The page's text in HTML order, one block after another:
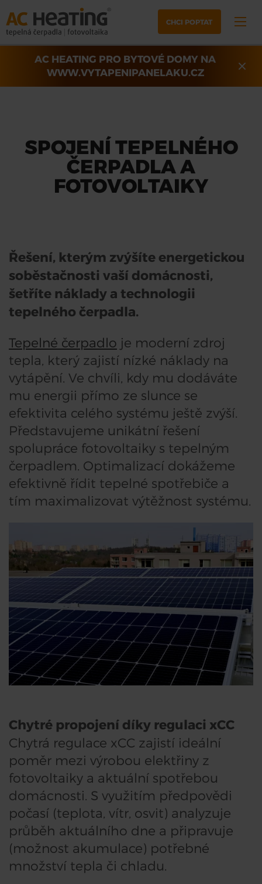
AC HEATING PRO BYTOVÉ DOMY NA
WWW.VYTAPENIPANELAKU.CZ
CHCI POPTAT
SPOJENÍ TEPELNÉHO
ČERPADLA A
FOTOVOLTAIKY
Řešení, kterým zvýšíte energetickou
soběstačnosti vaší domácnosti,
šetříte náklady a technologii
tepelného čerpadla.
Tepelné čerpadlo je moderní zdroj
tepla, který zajistí nízké náklady na
vytápění. Ve chvíli, kdy mu dodáváte
mu energii přímo ze slunce se
efektivita celého systému ještě zvýší.
Představujeme unikátní řešení
spolupráce fotovoltaiky s tepelným
čerpadlem. Optimalizací dokážeme
efektivně řídit tepelné spotřebiče a
tím maximalizovat výtěžnost systému.
Chytré propojení díky regulaci xCC
Chytrá regulace xCC zajistí ideální
poměr mezi výrobou elektřiny z
fotovoltaiky a aktuální spotřebou
domácnosti. S využitím předpovědi
počasí (teplota, vítr, osvit) analyzuje
průběh aktuálního dne a připravuje
(možnost akumulace) potřebné
množství tepla či chladu.